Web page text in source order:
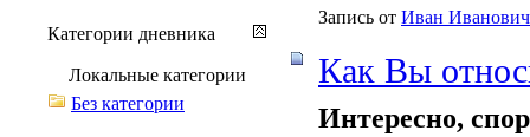
Запись от Иван Иванович
Как Вы
Интересно,
Категории дневника
Локальные категории
Без категории